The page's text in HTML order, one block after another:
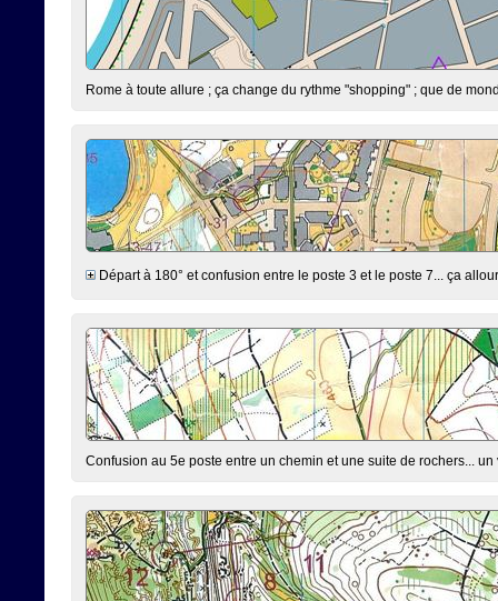
Rome à toute allure ; ça change du rythme "shopping" ; que de
Départ à 180° et confusion entre le poste 3 et le poste 7... ça
Confusion au 5e poste entre un chemin et une suite de rochers... un